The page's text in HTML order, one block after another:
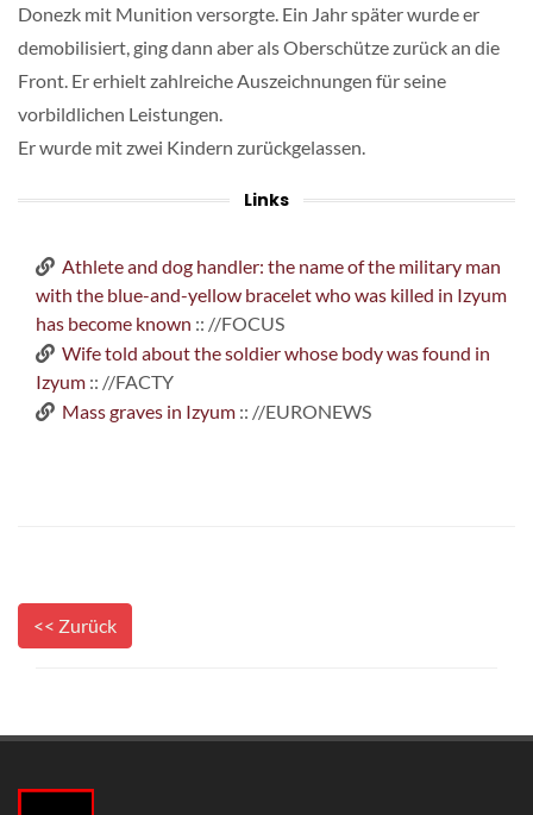
Donezk mit Munition versorgte. Ein Jahr später wurde er
demobilisiert, ging dann aber als Oberschütze zurück an die
Front. Er erhielt zahlreiche Auszeichnungen für seine
vorbildlichen Leistungen.
Er wurde mit zwei Kindern zurückgelassen.
Links
Athlete and dog handler: the name of the military man
with the blue-and-yellow bracelet who was killed in Izyum
has become known :: //FOCUS
Wife told about the soldier whose body was found in
Izyum :: //FACTY
Mass graves in Izyum :: //EURONEWS
<< Zurück